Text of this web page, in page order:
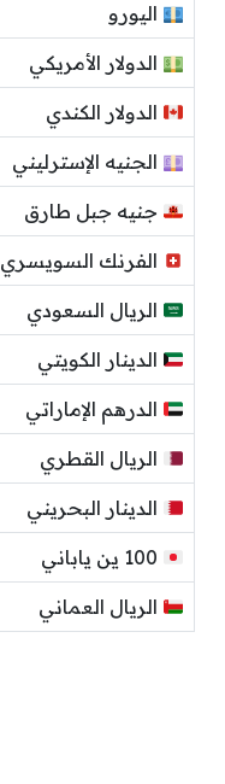
اليورو
الدولار الأمريكي
الدولار الكندي
الجنيه الإسترليني
جنيه جبل طارق
الفرنك السويسري
الريال السعودي
الدينار الكويتي
الدرهم الإماراتي
الريال القطري
الدينار البحريني
الريال العماني